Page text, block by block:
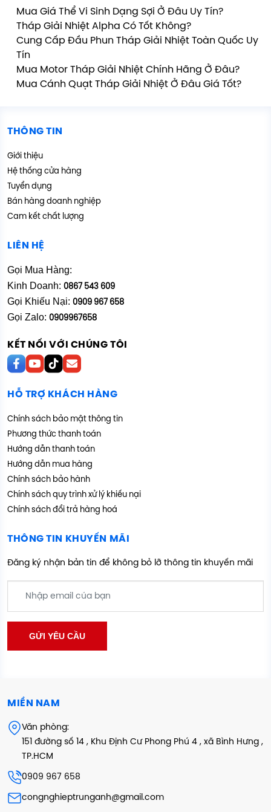
Mua Giá Thể Vi Sinh Dạng Sợi Ở Đâu Uy Tín?
Tháp Giải Nhiệt Alpha Có Tốt Không?
Cung Cấp Đầu Phun Tháp Giải Nhiệt Toàn Quốc Uy
Tín
Mua Motor Tháp Giải Nhiệt Chính Hãng Ở Đâu?
Mua Cánh Quạt Tháp Giải Nhiệt Ở Đâu Giá Tốt?
THÔNG TIN
Giới thiệu
Hệ thống cửa hàng
Tuyển dụng
Bán hàng doanh nghiệp
Cam kết chất lượng
LIÊN HỆ
Gọi Mua Hàng:
Kinh Doanh: 0867 543 609
Gọi Khiếu Nại: 0909 967 658
Gọi Zalo: 0909967658
KẾT NỐI VỚI CHÚNG TÔI
HỖ TRỢ KHÁCH HÀNG
Chính sách bảo mật thông tin
Phương thức thanh toán
Hướng dẫn thanh toán
Hướng dẫn mua hàng
Chính sách bảo hành
Chính sách quy trình xử lý khiếu nại
Chính sách đổi trả hàng hoá
THÔNG TIN KHUYẾN MÃI
Đăng ký nhận bản tin để không bỏ lỡ thông tin khuyến mãi
MIỀN NAM
Văn phòng:
151 đường số 14 , Khu Định Cư Phong Phú 4 , xã Bình Hưng ,
TP.HCM
0909 967 658
congnghieptrunganh@gmail.com